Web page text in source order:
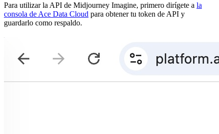
Para utilizar la API de Midjourney Imagine, primero dirígete a la
consola de Ace Data Cloud para obtener tu token de API y
guardarlo como respaldo.